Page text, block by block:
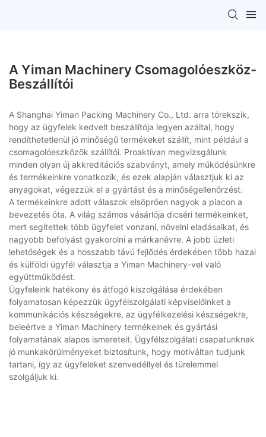
A Yiman Machinery Csomagolóeszköz-
Beszállítói
A Shanghai Yiman Packing Machinery Co., Ltd. arra törekszik,
hogy az ügyfelek kedvelt beszállítója legyen azáltal, hogy
rendíthetetlenül jó minőségű termékeket szállít, mint például a
csomagolóeszközök szállítói. Proaktívan megvizsgálunk
minden olyan új akkreditációs szabványt, amely működésünkre
és termékeinkre vonatkozik, és ezek alapján választjuk ki az
anyagokat, végezzük el a gyártást és a minőségellenőrzést.
A termékeinkre adott válaszok elsöprően nagyok a piacon a
bevezetés óta. A világ számos vásárlója dicséri termékeinket,
mert segítettek több ügyfelet vonzani, növelni eladásaikat, és
nagyobb befolyást gyakorolni a márkanévre. A jobb üzleti
lehetőségek és a hosszabb távú fejlődés érdekében több hazai
és külföldi ügyfél választja a Yiman Machinery-vel való
együttműködést.
Ügyfeleink hatékony és átfogó kiszolgálása érdekében
folyamatosan képezzük ügyfélszolgálati képviselőinket a
kommunikációs készségekre, az ügyfélkezelési készségekre,
beleértve a Yiman Machinery termékeinek és gyártási
folyamatának alapos ismereteit. Ügyfélszolgálati csapatunknak
jó munkakörülményeket biztosítunk, hogy motiváltan tudjunk
tartani, így az ügyfeleket szenvedéllyel és türelemmel
szolgáljuk ki.